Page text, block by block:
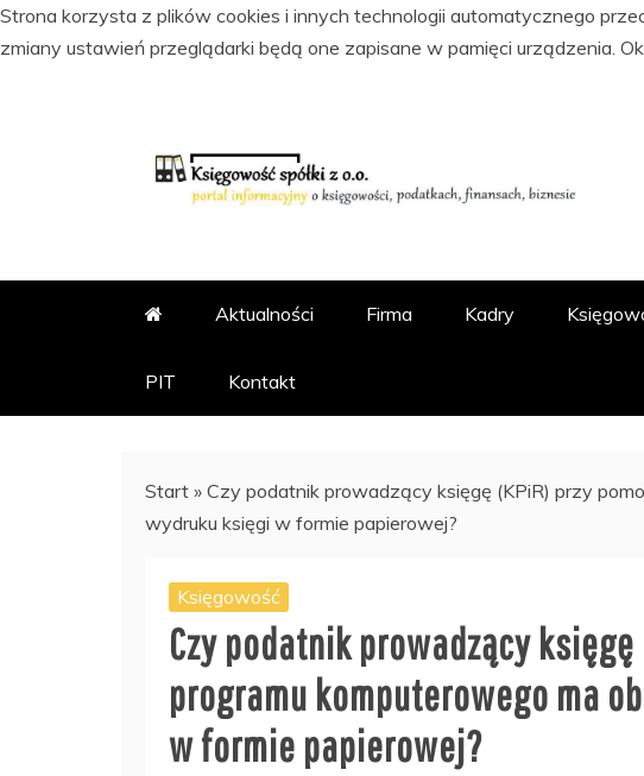
Strona korzysta z plików cookies i innych technologii automatycznego
zmiany ustawień przeglądarki będą one zapisane w pamięci urządzenia.
Aktualności Firma Kadry
PIT Kontakt
Start » Czy podatnik prowadzący księgę (KPiR) przy
wydruku księgi w formie papierowej?
Księgowość
Czy podatnik prowadzący
programu komputerowego ma
w formie papierowej?